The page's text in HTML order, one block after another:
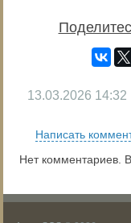
13.03.2026 14:32
Написать
Нет комментариев.